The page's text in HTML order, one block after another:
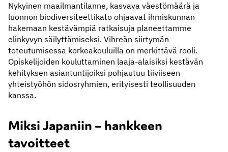
Nykyinen maailmantilanne, kasvava väestömäärä ja
luonnon biodiversiteettikato ohjaavat ihmiskunnan
hakemaan kestävämpiä ratkaisuja planeettamme
elinkyvyn säilyttämiseksi. Vihreän siirtymän
toteutumisessa korkeakouluilla on merkittävä rooli.
Opiskelijoiden kouluttaminen laaja-alaisiksi kestävän
kehityksen asiantuntijoiksi pohjautuu tiiviiseen
yhteistyöhön sidosryhmien, erityisesti teollisuuden
kanssa.
Miksi Japaniin – hankkeen
tavoitteet